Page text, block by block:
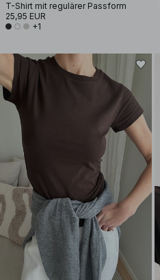
T-Shirt mit regulärer Passform
25,95 EUR
+1